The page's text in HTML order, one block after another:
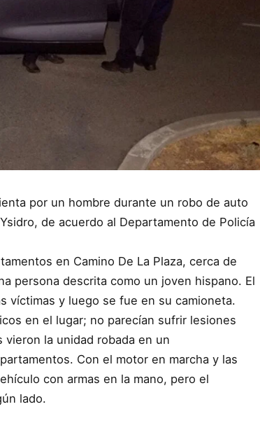
por un hombre durante un robo de auto
de acuerdo al Departamento de Policía
en Camino De La Plaza, cerca de
persona descrita como un joven hispano. El
víctimas y luego se fue en su camioneta.
en el lugar; no parecían sufrir lesiones
la unidad robada en un
Con el motor en marcha y las
con armas en la mano, pero el
lado.